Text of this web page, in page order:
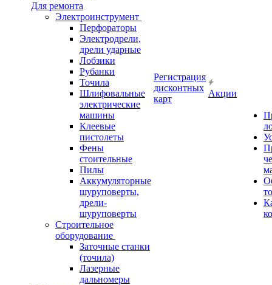
Для ремонта
Электроинструмент
Перфораторы
Электродрели,
дрели ударные
Лобзики
Рубанки
Точила
Шлифовальные
электрические
машины
Клеевые
пистолеты
Фены
стоительные
Пилы
Аккумуляторные
шуруповерты,
дрели-
шуруповерты
Строительное
оборудование
Заточные станки
(точила)
Лазерные
дальномеры
Регистрация
дисконтных
карт
Акции